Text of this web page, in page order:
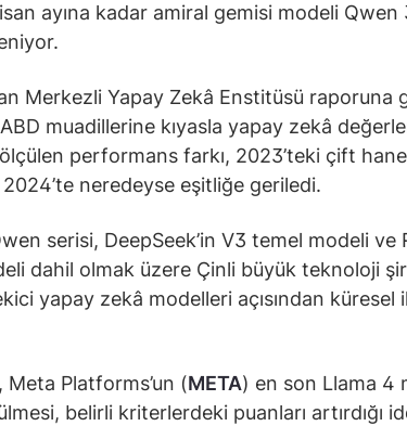
ayına kadar amiral gemisi modeli Qwen
Merkezli Yapay Zekâ Enstitüsü raporuna
muadillerine kıyasla yapay zekâ
performans farkı, 2023’teki çift
neredeyse eşitliğe geriledi.
serisi, DeepSeek’in V3 temel modeli ve
dahil olmak üzere Çinli büyük teknoloji
yapay zekâ modelleri açısından küresel
Meta Platforms’un (META) en son Llama 4
belirli kriterlerdeki puanları artırdığı